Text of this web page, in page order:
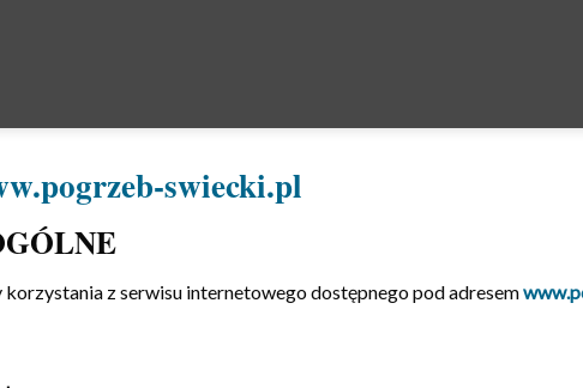
swiecki.pl
z serwisu internetowego dostępnego pod adresem